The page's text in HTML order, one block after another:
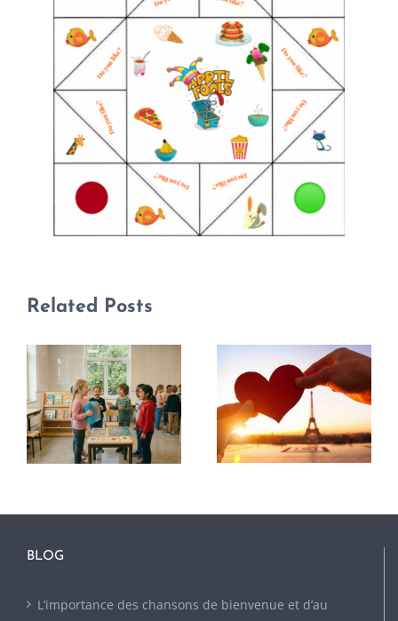
Related Posts
BLOG
L’importance des chansons de bienvenue et d’au